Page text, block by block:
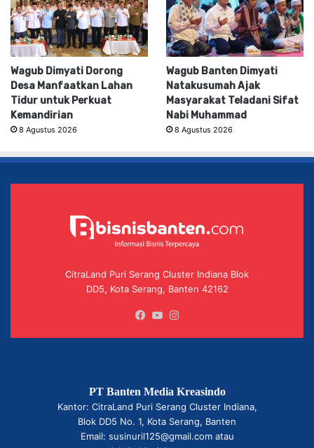
Wagub Dimyati Dorong
Desa Manfaatkan Lahan
Tidur untuk Perkuat
Kemandirian
8 Agustus 2026
Wagub Banten Dimyati
Natakusumah Ajak
Masyarakat Teladani Sifat
Nabi Muhammad
8 Agustus 2026
CitraLand Puri Serang Cluster Indiana Blok
DD5, Kota Serang, Banten 42162
Facebook
YouTube
PT Banten Media Kreasindo
Kantor: CitraLand Puri Serang Cluster Indiana,
Blok DD5 No. 1, Kota Serang, Banten
Email: susinuril125@gmail.com atau